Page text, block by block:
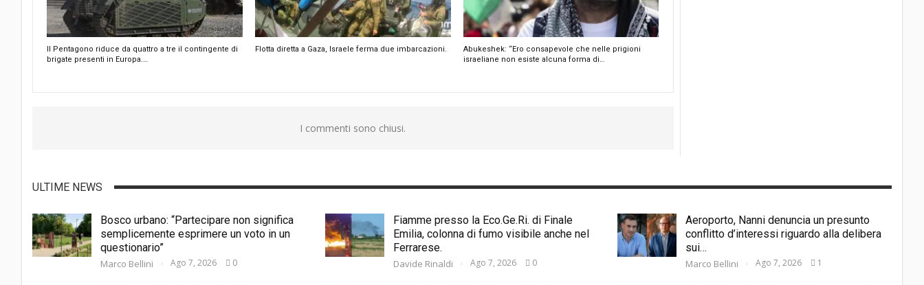
Il Pentagono riduce da quattro a tre il contingente di
brigate presenti in Europa.…
Flotta diretta a Gaza, Israele ferma due imbarcazioni.
Abukeshek: “Ero consapevole che nelle prigioni
israeliane non esiste alcuna forma di…
I commenti sono chiusi.
ULTIME NEWS
Bosco urbano: “Partecipare non significa
semplicemente esprimere un voto in un
questionario”
Marco Bellini Ago 7, 2026 0
Fiamme presso la Eco.Ge.Ri. di Finale
Emilia, colonna di fumo visibile anche nel
Ferrarese.
Davide Rinaldi Ago 7, 2026 0
Aeroporto, Nanni denuncia un presunto
conflitto d’interessi riguardo alla delibera
sui…
Marco Bellini Ago 7, 2026 1